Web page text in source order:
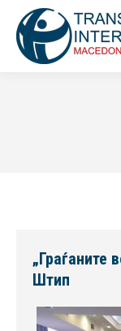
„Граѓаните
Штип